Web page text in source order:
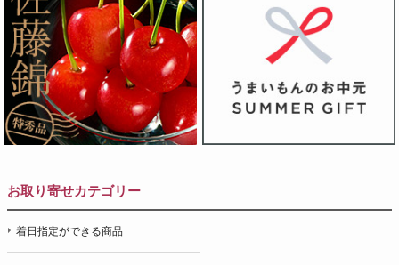
お取り寄せカテゴリー
着日指定ができる商品